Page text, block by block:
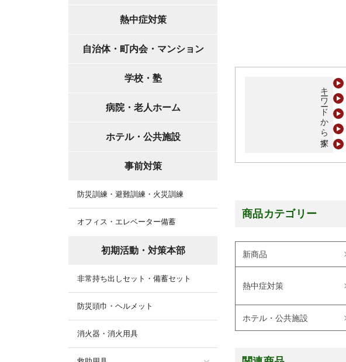
キーワードから探す
商品カテゴリー
新商品
熱中症対策
ホテル・公共施設
熱中症対策
自治体・町内会・マンション
学校・塾
病院・老人ホーム
ホテル・公共施設
事前対策
防災訓練・避難訓練・火災訓練
オフィス・エレベーター備蓄
初期活動・対策本部
非常持ち出しセット・備蓄セット
防災頭巾・ヘルメット
消火器・消火用具